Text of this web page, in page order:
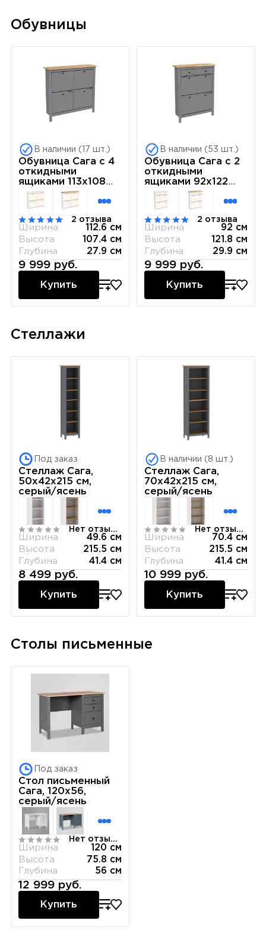
Обувницы
В наличии (17 шт.)
Обувница Сага с 4
откидными
ящиками 113х108
серая-ясень
2 отзыва
Ширина
112.6 см
Высота
107.4 см
Глубина
27.9 см
9 999 руб.
Купить
В наличии (53 шт.)
Обувница Сага с 2
откидными
ящиками 92х122
серая-ясень
2 отзыва
Ширина
92 см
Высота
121.8 см
Глубина
29.9 см
9 999 руб.
Купить
Стеллажи
Под заказ
Стеллаж Сага,
50х42х215 см,
серый/ясень
Нет отзывов
Ширина
49.6 см
Высота
215.5 см
Глубина
41.4 см
8 499 руб.
Купить
В наличии (8 шт.)
Стеллаж Сага,
70х42х215 см,
серый/ясень
Нет отзывов
Ширина
70.4 см
Высота
215.5 см
Глубина
41.4 см
10 999 руб.
Купить
Столы письменные
Под заказ
Стол письменный
Сага, 120х56,
серый/ясень
Нет отзывов
Ширина
120 см
Высота
75.8 см
Глубина
56 см
12 999 руб.
Купить